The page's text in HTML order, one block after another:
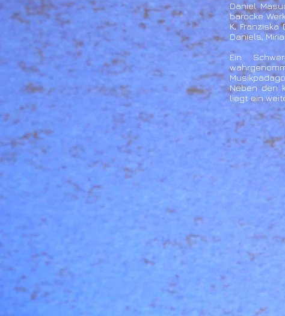
Daniel
barocke
K, Franziska
Daniels,
Ein
Neben den
liegt ein